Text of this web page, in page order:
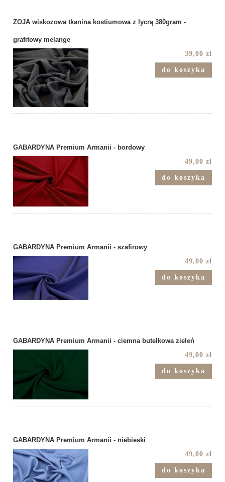
ZOJA wiskozowa tkanina kostiumowa z lycrą 380gram -
grafitowy melange
39,00 zł
do koszyka
GABARDYNA Premium Armanii - bordowy
49,00 zł
do koszyka
GABARDYNA Premium Armanii - szafirowy
49,00 zł
do koszyka
GABARDYNA Premium Armanii - ciemna butelkowa zieleń
49,00 zł
do koszyka
GABARDYNA Premium Armanii - niebieski
49,00 zł
do koszyka